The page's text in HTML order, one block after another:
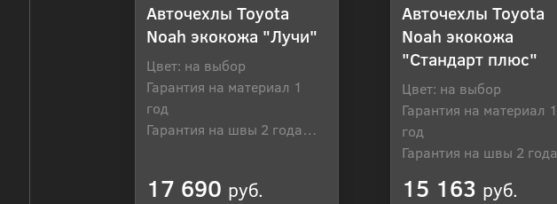
Авточехлы Toyota
Noah экокожа "Лучи"
Цвет: на выбор
Гарантия на материал 1
год
Гарантия на швы 2 года
17 690 руб.
Авточехлы Toyota
Noah экокожа
"Стандарт плюс"
Цвет: на выбор
Гарантия на материал 1
год
Гарантия на швы 2 года
15 163 руб.